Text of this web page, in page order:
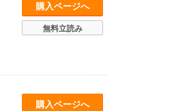
購入ページへ
無料立読み
購入ページへ